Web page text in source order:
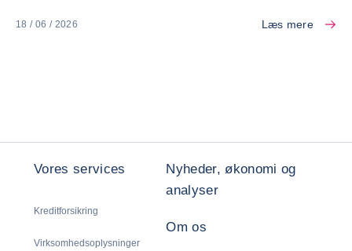
18 / 06 / 2026 Læs mere
Vores services
Kreditforsikring
Virksomhedsoplysninger
Nyheder, økonomi og
analyser
Om os